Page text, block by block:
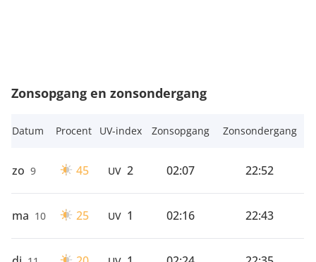
Zonsopgang en zonsondergang
Datum Procent UV-index Zonsopgang Zonsondergang
zo 9 45 UV 2 02:07 22:52
ma 10 25 UV 1 02:16 22:43